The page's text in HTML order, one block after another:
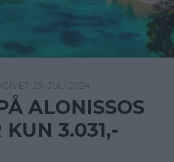
29. JULI 2024
ALONISSOS
KUN 3.031,-